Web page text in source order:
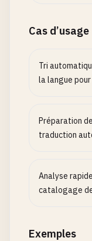
Cas d’usage
Tri
la langue
Préparation
traduction
Analyse
catalogage
Exemples